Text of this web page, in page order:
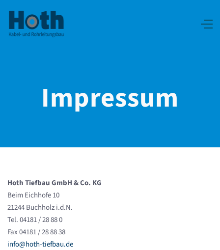
Impressum
Hoth Tiefbau GmbH & Co. KG
Beim Eichhofe 10
21244 Buchholz i.d.N.
Tel. 04181 / 28 88 0
Fax 04181 / 28 88 38
info@hoth-tiefbau.de